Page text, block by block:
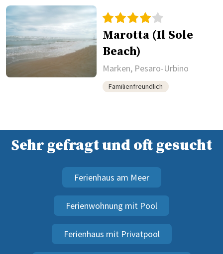
Marotta (Il Sole
Beach)
Marken, Pesaro-Urbino
Familienfreundlich
Sehr gefragt und oft gesucht
Ferienhaus am Meer
Ferienwohnung mit Pool
Ferienhaus mit Privatpool